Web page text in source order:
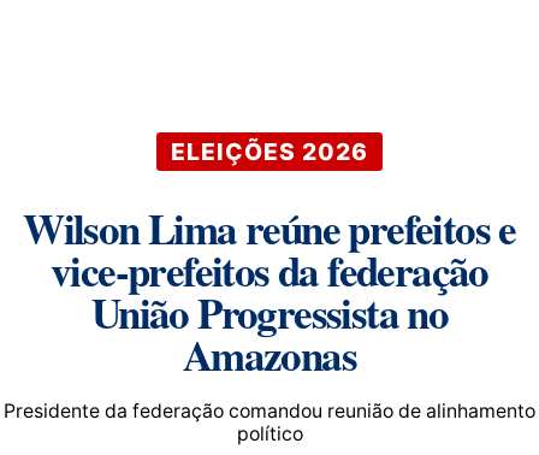
ELEIÇÕES 2026
Wilson Lima reúne prefeitos e
vice-prefeitos da federação
União Progressista no
Amazonas
Presidente da federação comandou reunião de alinhamento
político